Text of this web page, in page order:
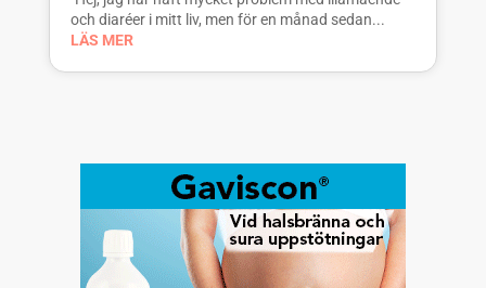
och diaréer i mitt liv, men för en månad sedan...
LÄS MER